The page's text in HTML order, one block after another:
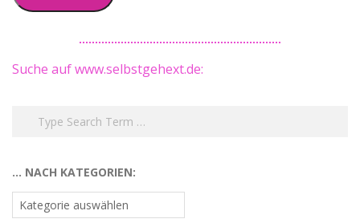
Suche auf www.selbstgehext.de:
… NACH KATEGORIEN:
…
nach